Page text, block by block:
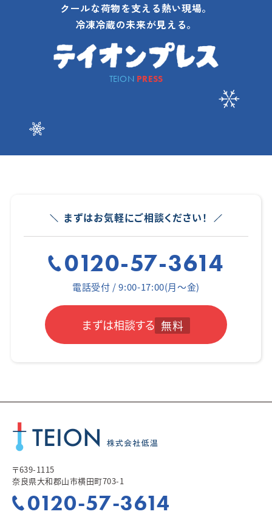
クールな荷物を支える熱い現場。
冷凍冷蔵の未来が見える。
TEION PRESS
まずはお気軽にご相談ください！
0120-57-3614
電話受付 / 9:00-17:00(月～金)
まずは相談する 無料
〒639-1115
奈良県大和郡山市横田町703-1
0120-57-3614